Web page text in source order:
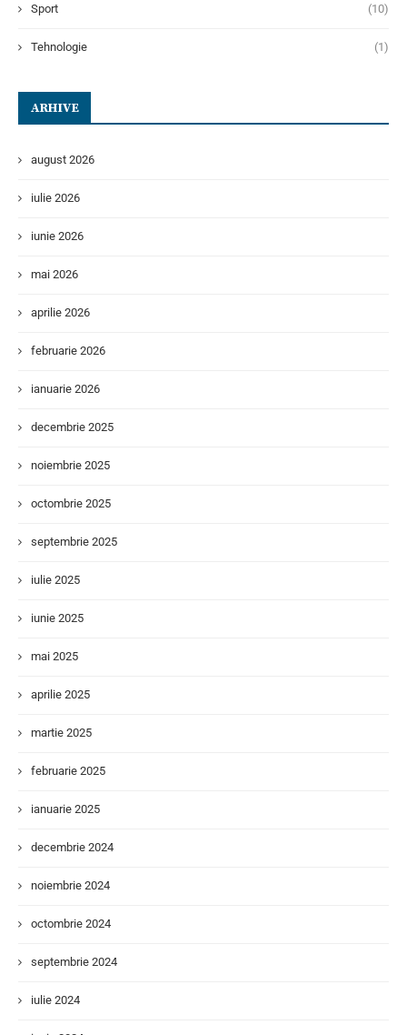
Sport (10)
Tehnologie (1)
ARHIVE
august 2026
iulie 2026
iunie 2026
mai 2026
aprilie 2026
februarie 2026
ianuarie 2026
decembrie 2025
noiembrie 2025
octombrie 2025
septembrie 2025
iulie 2025
iunie 2025
mai 2025
aprilie 2025
martie 2025
februarie 2025
ianuarie 2025
decembrie 2024
noiembrie 2024
octombrie 2024
septembrie 2024
iulie 2024